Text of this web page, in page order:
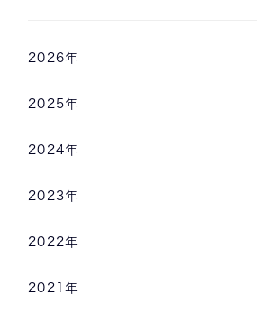
2026年
2025年
2024年
2023年
2022年
2021年